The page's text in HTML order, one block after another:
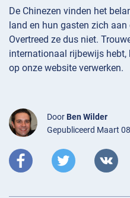
De Chinezen vinden het
land en hun gasten zich aan
Overtreed ze dus niet.
internationaal rijbewijs hebt,
op onze website verwerken.
Door Ben Wilder
Gepubliceerd Maart